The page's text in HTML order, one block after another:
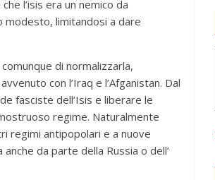
l’isis era un nemico da
limitandosi a dare
di normalizzarla,
con l’Iraq e l’Afganistan. Dal
fasciste dell’Isis e liberare le
regime. Naturalmente
regimi antipopolari e a nuove
da parte della Russia o dell’